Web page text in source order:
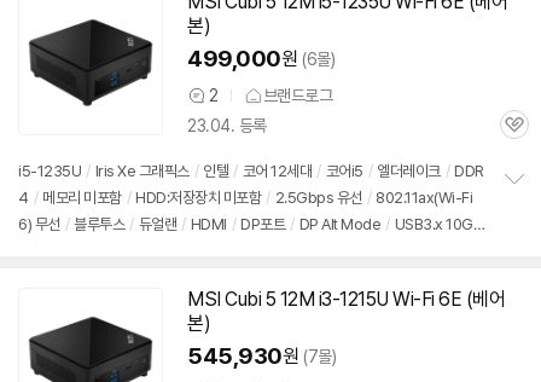
본)
499,000원 (6몰)
상
품
견
2
브랜드로그
23.04. 등록
관
i5-1235U / Iris Xe 그래픽스 / 인텔 / 코어 12세대 / 코어i5 / 엘더레이크 / DDR
4 / 메모리 미포함 / HDD:저장장치 미포함 / 2.5Gbps 유선 / 802.11ax(Wi-Fi
6) 무선 / 블루투스 / 듀얼랜 / HDMI / DP포트 / DP Alt Mode / USB3.x 10Gb
MSI Cubi 5 12M i3-1215U Wi-Fi 6E (베어
본)
545,930원 (7몰)